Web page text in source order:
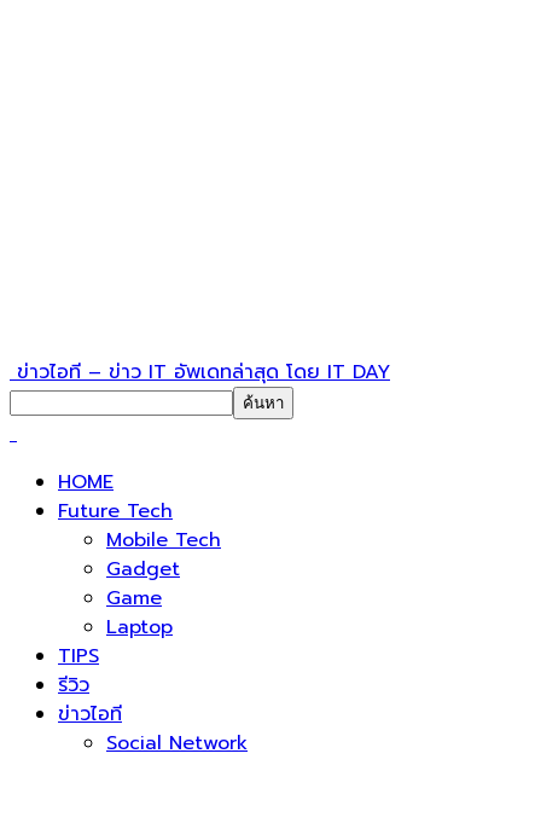
ข่าวไอที – ข่าว IT อัพเดทล่าสุด โดย IT DAY
HOME
Future Tech
Mobile Tech
Gadget
Game
Laptop
TIPS
รีวิว
ข่าวไอที
Social Network